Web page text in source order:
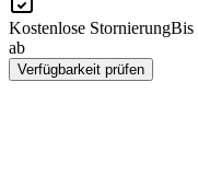
Kostenlose StornierungBis
ab
Verfügbarkeit prüfen